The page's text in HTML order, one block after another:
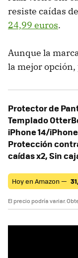
resiste caídas
24,99 euros.
Aunque la
la mejor
Protector de
Templado
iPhone 14/
Protección
caídas x2, Sin
Hoy en Amazon —
El precio podría variar.